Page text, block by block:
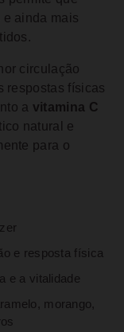
ainda mais
circulação
respostas físicas
a vitamina C
natural e
para o
e resposta física
e a vitalidade
morango,